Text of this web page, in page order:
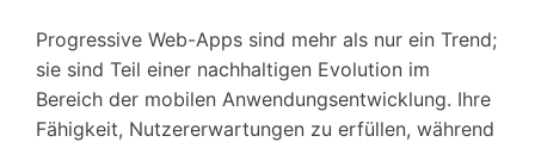
Progressive Web-Apps sind mehr als nur ein Trend;
sie sind Teil einer nachhaltigen Evolution im
Bereich der mobilen Anwendungsentwicklung. Ihre
Fähigkeit, Nutzererwartungen zu erfüllen, während